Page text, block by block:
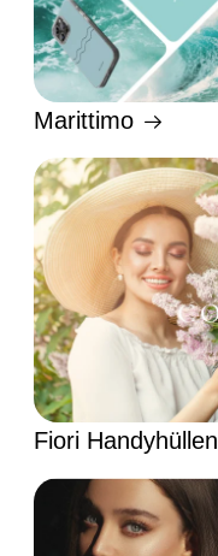
Marittimo
Fiori Handyhüllen